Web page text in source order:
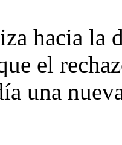
hacia
el
una